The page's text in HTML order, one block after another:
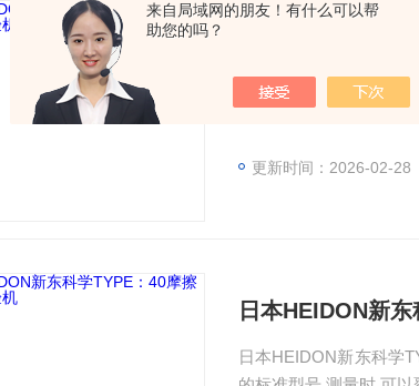
来自局域网的朋友！有什么可以帮
助您的吗？
日本HEIDON新
日本HEIDON新东科学
的标准型号 测量时 可以
舒适地进行摩擦磨损测
更新时间：2026-02-28
日本HEIDON新
日本HEIDON新东科学